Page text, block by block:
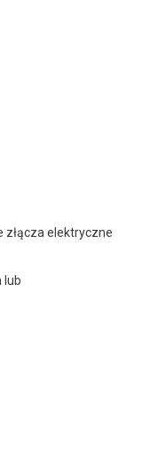
złącza elektryczne
lub